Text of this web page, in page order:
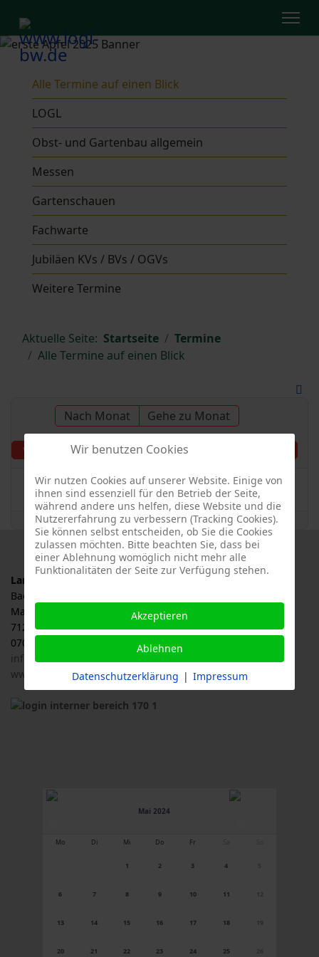
Alle Termine auf einen Blick
LOGL
Obst- und Gartenbau allgemein
Messen
Gartenschauen
Fachwarte
Jubiläen KVs / BVs / OGVs
Weitere Termine
Aktuelle Seite: Startseite
Termine
Alle Termine auf einen Blick
Nach Monat Gehe zu Monat
Vorheriger Tag
Donnerstag, 02. Mai
Es wurden keine Events gefunden
Landesverband für Obstbau, Garten und Landschaft
Baden-Württemberg e.V., LOGL
Malersbuckel 11
71263 Weil der Stadt
07033 / 69 23 902
info@logl-bw.de
www.logl-bw.de
Mai 2024
Mo Di Mi Do Fr
1 2 3 4 5
6 7 8 9 10 11 12
13 14 15 16 17 18 19
20 21 22 23 24 25 26
Wir benutzen Cookies
Wir nutzen Cookies auf unserer Website. Einige von
ihnen sind essenziell für den Betrieb der Seite,
während andere uns helfen, diese Website und die
Nutzererfahrung zu verbessern (Tracking Cookies).
Sie können selbst entscheiden, ob Sie die Cookies
zulassen möchten. Bitte beachten Sie, dass bei
einer Ablehnung womöglich nicht mehr alle
Funktionalitäten der Seite zur Verfügung stehen.
Akzeptieren
Ablehnen
Datenschutzerklärung | Impressum